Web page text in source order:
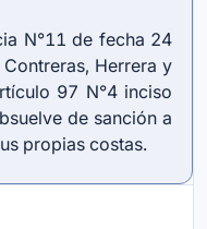
N°11 de fecha 24
Herrera y
97 N°4 inciso
de sanción a
propias costas.